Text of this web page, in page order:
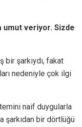
umut veriyor. Sizde
bir şarkıydı, fakat
nedeniyle çok ilgi
naif duygularla
şarkıdan bir dörtlüğü